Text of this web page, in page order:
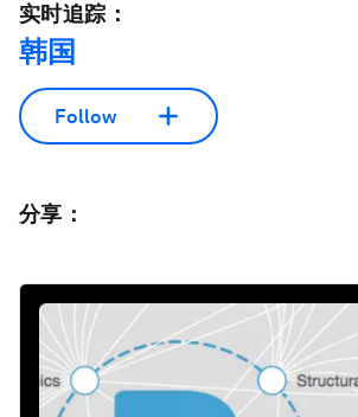
实时追踪：
韩国
Follow
分享：